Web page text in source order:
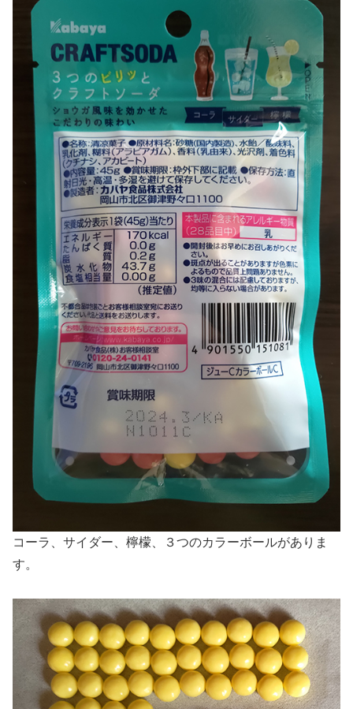
コーラ、サイダー、檸檬、３つのカラーボールがありま
す。